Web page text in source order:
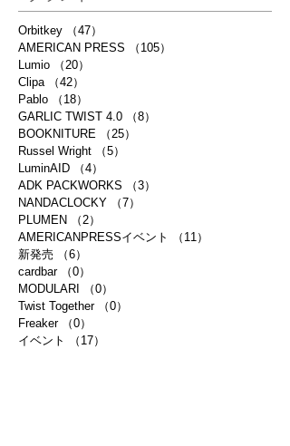
Orbitkey （47）
AMERICAN PRESS
（105）
Lumio
（20）
Clipa
（42）
Pablo
（18）
GARLIC TWIST 4.0
（8）
BOOKNITURE
（25）
Russel Wright
（5）
LuminAID
（4）
ADK PACKWORKS
（3）
NANDACLOCKY
（7）
PLUMEN
（2）
AMERICANPRESSイベント
（11）
新発売
（6）
cardbar
（0）
MODULARI
（0）
Twist Together
（0）
Freaker
（0）
イベント
（17）